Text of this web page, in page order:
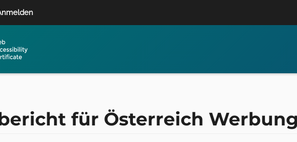
für Österreich